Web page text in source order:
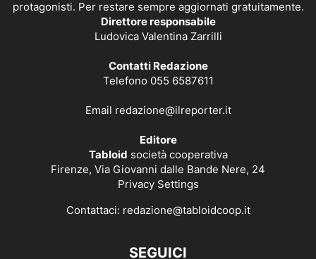
protagonisti. Per restare sempre aggiornati gratuitamente.
Direttore responsabile
Ludovica Valentina Zarrilli
Contatti Redazione
Telefono 055 6587611
Email redazione@ilreporter.it
Editore
Tabloid società cooperativa
Firenze, Via Giovanni dalle Bande Nere, 24
Privacy Settings
Contattaci: redazione@tabloidcoop.it
SEGUICI